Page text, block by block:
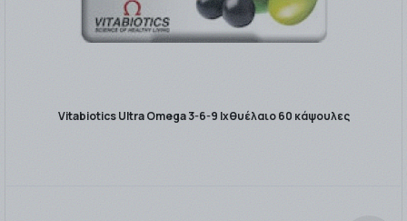
Vitabiotics Ultra Omega 3-6-9 Ιχθυέλαιο 60 κάψουλες